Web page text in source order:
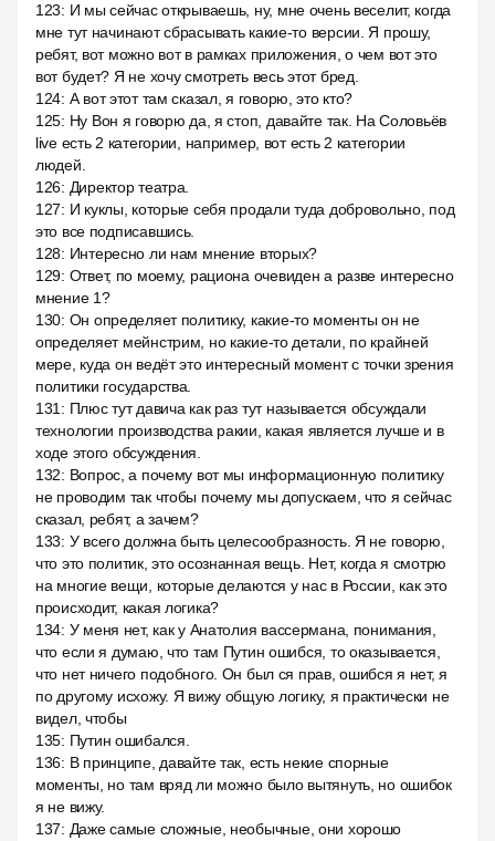
123: И мы сейчас открываешь, ну, мне очень веселит, когда
мне тут начинают сбрасывать какие-то версии. Я прошу,
ребят, вот можно вот в рамках приложения, о чем вот это
вот будет? Я не хочу смотреть весь этот бред.
124: А вот этот там сказал, я говорю, это кто?
125: Ну Вон я говорю да, я стоп, давайте так. На Соловьёв
live есть 2 категории, например, вот есть 2 категории
людей.
126: Директор театра.
127: И куклы, которые себя продали туда добровольно, под
это все подписавшись.
128: Интересно ли нам мнение вторых?
129: Ответ, по моему, рациона очевиден а разве интересно
мнение 1?
130: Он определяет политику, какие-то моменты он не
определяет мейнстрим, но какие-то детали, по крайней
мере, куда он ведёт это интересный момент с точки зрения
политики государства.
131 : Плюс тут давича как раз тут называется обсуждали
технологии производства ракии, какая является лучше и в
ходе этого обсуждения.
132: Вопрос, а почему вот мы информационную политику
не проводим так чтобы почему мы допускаем, что я сейчас
сказал, ребят, а зачем?
133: У всего должна быть целесообразность. Я не говорю,
что это политик, это осознанная вещь. Нет, когда я смотрю
на многие вещи, которые делаются у нас в России, как это
происходит, какая логика?
134: У меня нет, как у Анатолия вассермана, понимания,
что если я думаю, что там Путин ошибся, то оказывается,
что нет ничего подобного. Он был ся прав, ошибся я нет, я
по другому исхожу. Я вижу общую логику, я практически не
видел, чтобы
135: Путин ошибался.
136: В принципе, давайте так, есть некие спорные
моменты, но там вряд ли можно было вытянуть, но ошибок
я не вижу.
137: Даже самые сложные, необычные, они хорошо